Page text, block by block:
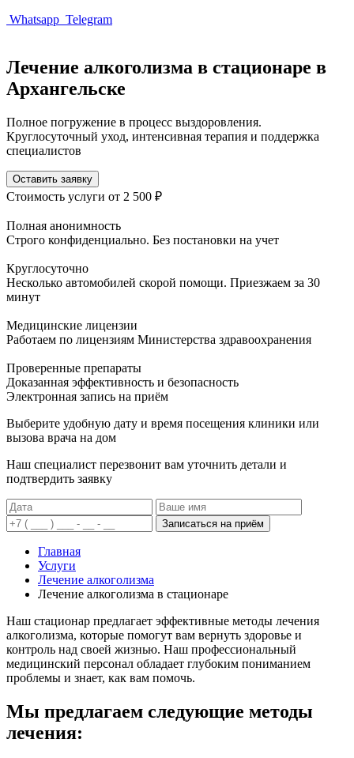
Whatsapp Telegram
Лечение алкоголизма в стационаре в
Архангельске
Полное погружение в процесс выздоровления.
Круглосуточный уход, интенсивная терапия и поддержка
специалистов
Оставить заявку
Стоимость услуги от 2 500 ₽
Полная анонимность
Строго конфиденциально. Без постановки на учет
Круглосуточно
Несколько автомобилей скорой помощи. Приезжаем за 30
минут
Медицинские лицензии
Работаем по лицензиям Министерства здравоохранения
Проверенные препараты
Доказанная эффективность и безопасность
Электронная запись на приём
Выберите удобную дату и время посещения клиники или
вызова врача на дом
Наш специалист перезвонит вам уточнить детали и
подтвердить заявку
Записаться на приём
Главная
Услуги
Лечение алкоголизма
Лечение алкоголизма в стационаре
Наш стационар предлагает эффективные методы лечения
алкоголизма, которые помогут вам вернуть здоровье и
контроль над своей жизнью. Наш профессиональный
медицинский персонал обладает глубоким пониманием
проблемы и знает, как вам помочь.
Мы предлагаем следующие методы
лечения: